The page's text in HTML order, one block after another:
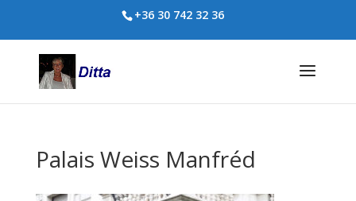
+36 30 742 32 36
Palais Weiss Manfréd